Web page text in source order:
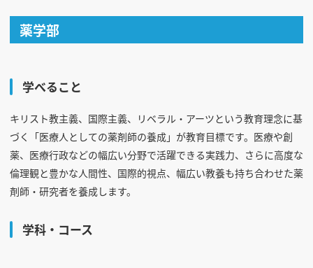
薬学部
学べること
キリスト教主義、国際主義、リベラル・アーツという教育理念に基
づく「医療人としての薬剤師の養成」が教育目標です。医療や創
薬、医療行政などの幅広い分野で活躍できる実践力、さらに高度な
倫理観と豊かな人間性、国際的視点、幅広い教養も持ち合わせた薬
剤師・研究者を養成します。
学科・コース